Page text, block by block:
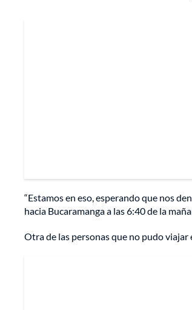
“Estamos en eso, esperando que nos
hacia Bucaramanga a las 6:40 de la
Otra de las personas que no pudo viajar